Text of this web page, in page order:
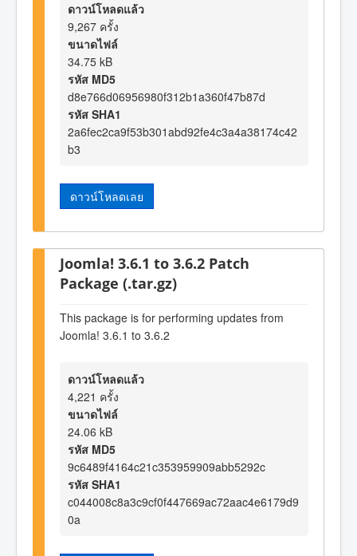
ดาวน์โหลดแล้ว
9,267 ครั้ง
ขนาดไฟล์
34.75 kB
รหัส MD5
d8e766d06956980f312b1a360f47b87d
รหัส SHA1
2a6fec2ca9f53b301abd92fe4c3a4a38174c42
b3
ดาวน์โหลดเลย
Joomla! 3.6.1 to 3.6.2 Patch
Package (.tar.gz)
This package is for performing updates from
Joomla! 3.6.1 to 3.6.2
ดาวน์โหลดแล้ว
4,221 ครั้ง
ขนาดไฟล์
24.06 kB
รหัส MD5
9c6489f4164c21c353959909abb5292c
รหัส SHA1
c044008c8a3c9cf0f447669ac72aac4e6179d9
0a